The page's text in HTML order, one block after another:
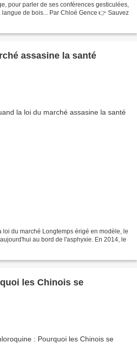
pour parler de ses conférences gesticulées,
de bois... Par Chloé Gence 👉 Sauvez
assasine la santé
loi du marché Longtemps érigé en modèle, le
au bord de l'asphyxie. En 2014, le
les Chinois se